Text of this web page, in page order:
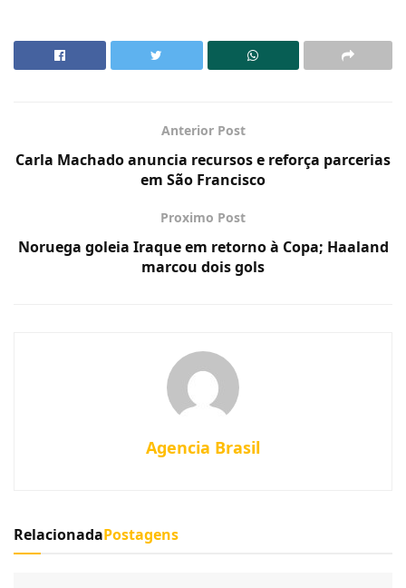
Anterior Post
Carla Machado anuncia recursos e reforça parcerias
em São Francisco
Proximo Post
Noruega goleia Iraque em retorno à Copa; Haaland
marcou dois gols
Agencia Brasil
RelacionadaPostagens